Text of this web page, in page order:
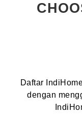
Daftar
dengan